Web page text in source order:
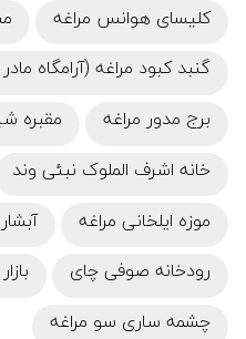
کلیسای هوانس مراغه
گنبد کبود مراغه (آرامگاه
برج مدور مراغه
مقبره
خانه اشرف‌ الملوک نبئی وند
موزه‌ ایلخانی مراغه
رودخانه صوفی چای
چشمه ساری سو مراغه